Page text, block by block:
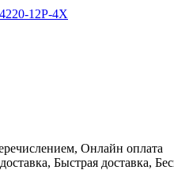
12P-4X
Онлайн оплата
Быстрая доставка,